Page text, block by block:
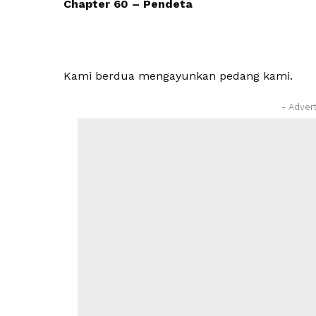
Chapter 60 – Pendeta
Kami berdua mengayunkan pedang kami.
-